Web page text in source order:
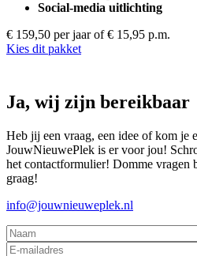
Social-media uitlichting
€ 159,50 per jaar of € 15,95 p.m.
Kies dit pakket
Ja, wij zijn bereikbaar
Heb jij een vraag, een idee of kom je
JouwNieuwePlek is er voor jou!
het contactformulier! Domme vragen
graag!
info@jouwnieuweplek.nl